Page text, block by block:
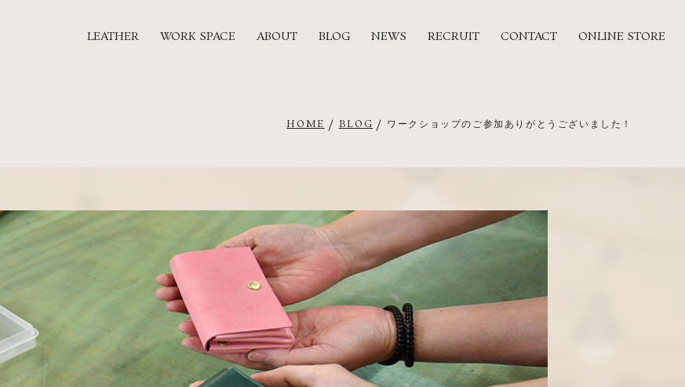
LEATHER WORK SPACE ABOUT BLOG NEWS RECRUIT CONTACT ONLINE STORE
HOME BLOG ワークショップのご参加ありがとうございました！